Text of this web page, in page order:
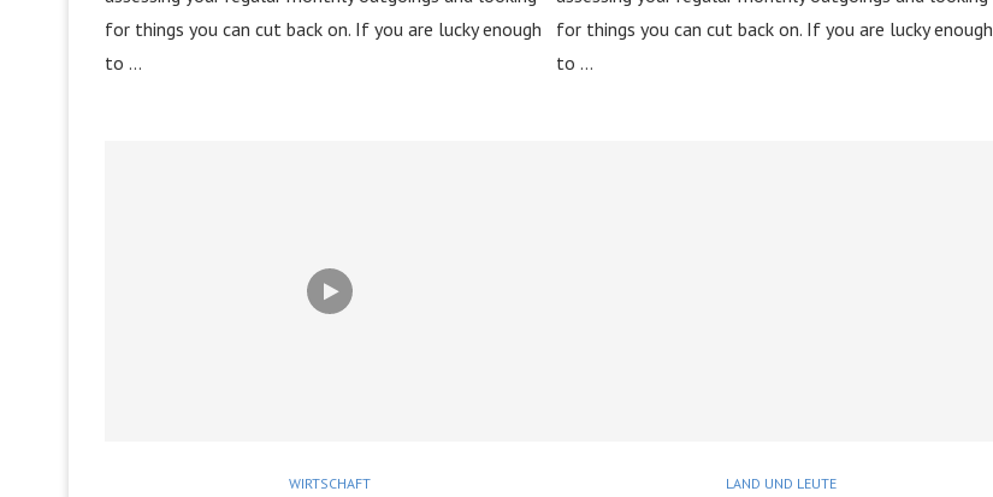
for things you can cut back on. If you are lucky enough
to …
for things you can cut back on. If you are lucky enough
to …
WIRTSCHAFT LAND UND LEUTE